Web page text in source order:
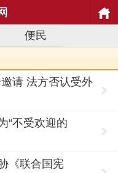
便民
请 法方否认受外
“不受欢迎的
《联合国宪